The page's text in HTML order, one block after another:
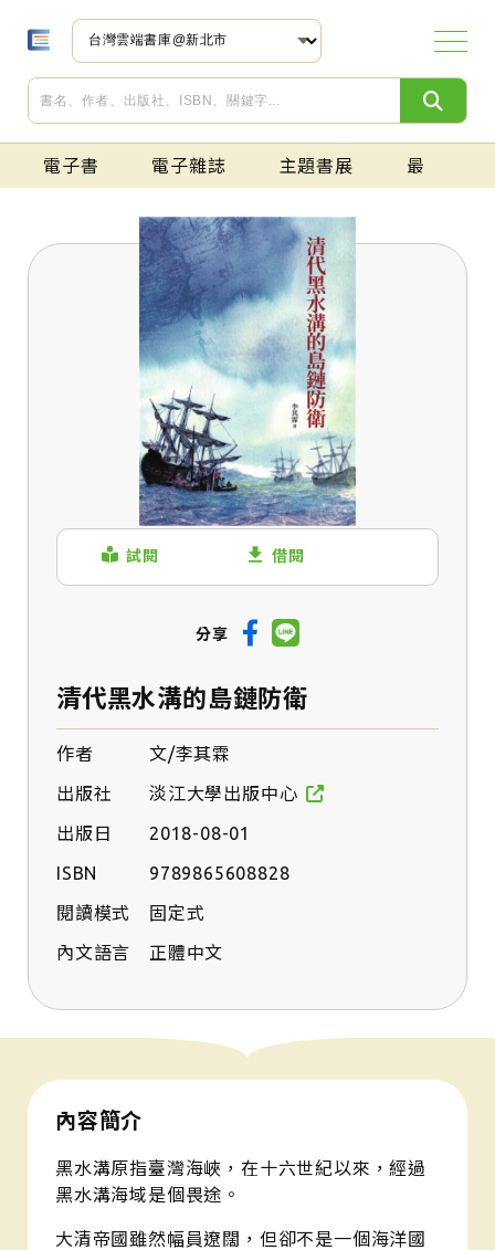
電子書
現代華文創作
古典文學
亞洲文學
歐美文學
世界經典文學
旅遊文學
散文
詩詞
推理/犯罪小說
科幻/奇幻小說
武俠小說
歷史小說
社會/紀實小說
愛情小說
勵志/療癒小說
恐怖/靈異小說
電視/電影原著小說
輕小說
言情小說
文學研究
投資理財
職場生涯
經營管理
行銷業務
產業貿易
語言學習
趨勢分析
會計/統計
文化
史地
法律
經濟
社會
傳媒
心理學
宗教信仰
哲學思想
人物傳記
政治/外交
民間故事
報導/紀實文學
故事類繪本
知識類繪本
語文類繪本
有聲繪本
奇幻/科幻漫畫
溫馨療癒漫畫
輕鬆幽默漫畫
懸疑推理漫畫
戀愛故事漫畫
職場社會漫畫
青春/校園漫畫
運動/競技漫畫
歷史/人物漫畫
其他漫畫
日常應用
飲食生活
食譜
運動/戶外活動
人際關係
情感生活
寵物
手作/園藝
流行時尚
美容美體
攝影寫真
命理/占星
休閒圖文書
笑話/遊戲
其他休閒活動
健康生活
醫藥知識
中醫
樂齡長照
自我成長
情緒/壓力
勵志故事
心理治療/諮商
圖畫書/兒童繪本
橋梁書
兒童漫畫
兒童小說
青少年小說
語文學習
童話/寓言
歷史地理
自然科學
數學
藝術
字典/辭典
圖鑑/百科
親子教養
生命教育
學校教育
社會教育
留學教育
特殊兒童教育
學習法
中文
英語
日語
韓語
台語、客家語、原住民語
西班牙文
法文
德文
越南語
印尼語
泰語
翻譯
亞洲其他語言
歐洲其他語言
語言學
台灣
中國/港澳
日本
韓國
亞洲
歐洲
美洲
其他地區
繪畫
音樂
攝影
電影
戲劇
舞蹈
工藝
美術設計
室內設計
建築
藝術總論
作業系統
程式開發
應用軟體
人工智慧(AI)
硬體設備
網路/通訊
網站架設
資料庫
科技趨勢
生物/動植物
物理/化學
天文/地科
應用科學
腦科學
其他科普
國語/作文
TOEIC多益檢定
TOEFL托福檢定
日語檢定
其他語言檢定
高中參考書
專技人員用書
生活資訊
社會人文
自然科技
親子活動
觀光旅遊
漫畫小說
電子雜誌
big大時商業誌
Money錢
PPAPER BUSINESS
大師輕鬆讀
今周刊
台灣銀行家
交流雜誌
先探投資週刊
全球中央雜誌
好房網HouseFun
兩岸商情雜誌
卓越雜誌
哈佛商業評論
活動平台雜誌
看雜誌
財訊
財訊快報理財年鑑
理財周刊
理財周刊 特刊
理財周刊 特別版
創業1定贏
創業商機
新新聞
經理人
經貿透視雙周刊
遠見雜誌
餐飲學院
CAMERA攝影誌
FOCUS 焦點藝術
Life Plus熟年誌
Opera / arts & culture
PPAPER
Sample 樣本
VERSE
XPLORE
大學雜誌
小日子享生活誌
小典藏
中土雜誌
夭夭
文訊雜誌
日日好日
日賦一日詩文誌
台灣光華雜誌(中日文版)
台灣光華雜誌(中英文國內版)
幼獅文藝
宇宙光雜誌
寺廟大小事
寺廟大小事週刊
有荷文學雜誌
兩性新知文選
典藏今藝術
典藏古美術
幸運雜誌
金門文藝
海想知道
逗點出任務
潮人物
潮思Mintazine
職人SHOKUZiNE
Anke安可人生雜誌
Ciao潮旅
Cycling Update單車誌
HiP！玩。露誌
idSHOW好宅秀
La Vie
Runnnn跑跑步
SENSE好感
STARS 生活美學誌
TASTE品味誌
TRAVELER Luxe旅人誌
WOW!SCREEN電影雜誌(原刊名:世界電影)
一個人的旅行
大角誌
中台灣食通信
中國飲食文化
戶外探索Outside
台灣鞋訊
台灣觀光
正反合
正反合特刊
好遊趣
行遍天下
住展雜誌
吾愛吾家
汽車線上情報誌
足球天下Football World
周刊王
欣旅遊BonVoyage
阿路巴高爾夫國際中文版
秋刀魚
島嶼綠
料理．台灣
旅@天下
旅人食通信
旅讀
時尚漫旅 ROAM
時報周刊
消費者報導
貢丸湯
高傳真視聽
動腦雜誌
常春月刊
單車身活
單車環島聖經
就醬玩旅行雜誌
鄉間小路
媽媽寶寶
遊學Study DIY
電玩雙週刊
廣告雜誌
豐年
HOW IT WORKS知識大圖解
PC home 電腦家庭
生態台灣(台灣生態學會季刊)
尖端科技軍事雜誌
兵器戰術圖解
能力雜誌
新通訊元件
新電子科技
網管人
遙控技術
遙控飛行技術
數位狂潮DigiTrend
數位時代
機械工業雜誌
環球生技月刊
Ami艾美時尚
ARCH雅趣
BAZAAR哈潑時尚
BEAUTY大美人
BEAUTY美人誌
ELLE雜誌
InStyle時尚泉
InStyle時尚樂
LEZS雜誌
men's uno男人誌
PPAPER Fashion
PPAPER Man
君子時代雜誌
明潮M'INT
欣音樂
城邦國際名表
美麗佳人
茉莉美人髮妝精選
時間觀念
珠寶之星
富豪人生
朝日YOUTH生活精選集
愛女生雜誌
醫美時尚
2019MEET @ design 設計心勢力
2020MEET @ design 設計心勢力
DECO居家
Dream Life夢想誌
HOMEDESIGN設計玩家
Top Design 住宅設計精選 Fun Design
易裝修系列
室內設計 INTERIOR DESIGN
時尚家居House-Style
趨勢建材
BabyLife育兒生活
人本教育札記
大家健康雜誌
早安健康
美麗孕媽咪
張老師月刊
媽咪寶貝
媽媽寶寶
魅麗雜誌Amazing
親子天下
嬰兒與母親
bobo小天才
iFun學電子雜誌
小行星幼兒誌
中華民國兒童文學學會會訊
少年牛頓
幼獅少年
科學少年
康軒學習雜誌初階版（Top945）
康軒學習雜誌進階版（Top945）
2013時事通
ABC互動英語
ALL+互動英語
Apa Kabar Indonesia 印尼語學習誌
biz互動英語
Bonjour!France法語學習誌
CNN互動英語
EZ Japan流行日語會話誌
EZ Thai 泰語學習誌
HALLO!Germany德語學習誌
Hello! English英語學習誌
HI!JAPAN日語學習誌
Hola España 西語學習誌
KOREA韓語學習誌
Live互動英語
ライブ互動日本語
大家說越語/越語學習誌
常春藤生活英語
常春藤解析英語
槓桿韓國語學習週刊
人文學科
自然科學
社會科學
人文社會
生活資訊
自然科學
觀光旅遊
主題書展 最新上架
試閱 借閱
分享
清代黑水溝的島鏈防衛
作者 文/李其霖
出版社
淡江大學出版中心
出版日
2018-08-01
ISBN
9789865608828
閱讀模式
固定式
內文語言
正體中文
內容簡介
黑水溝原指臺灣海峽，在十六世紀以來，經過
黑水溝海域是個畏途。
大清帝國雖然幅員遼闊，但卻不是一個海洋國